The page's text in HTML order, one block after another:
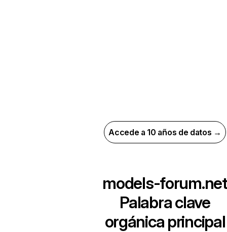
Accede a 10 años de datos →
models-forum.net
Palabra clave
orgánica principal